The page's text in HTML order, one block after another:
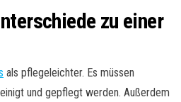
zu einer
als pflegeleichter. Es müssen
und gepflegt werden. Außerdem